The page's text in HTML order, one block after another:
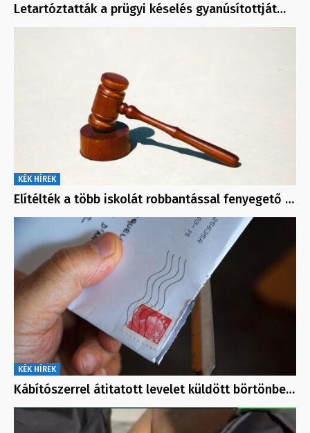
Letartóztatták a prügyi késelés gyanúsítottját…
KÉK HÍREK
Elítélték a több iskolát robbantással fenyegető …
KÉK HÍREK
Kábítószerrel átitatott levelet küldött börtönbe…